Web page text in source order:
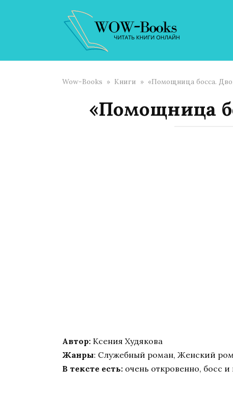
Wow-Books » Книги » «Помощница босса.
«Помощница
Автор: Ксения Худякова
Жанры: Служебный роман, Женский
В тексте есть: очень откровенно, босс